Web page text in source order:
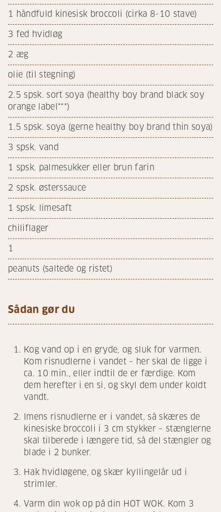
1 håndfuld kinesisk broccoli (cirka 8-10 stave)
3 fed hvidløg
2 æg
olie (til stegning)
2.5 spsk. sort soya (healthy boy brand black soy
orange label***)
1.5 spsk. soya (gerne healthy boy brand thin soya)
3 spsk. vand
1 spsk. palmesukker eller brun farin
2 spsk. østerssauce
1 spsk. limesaft
chiliflager
1
peanuts (saltede og ristet)
Sådan gør du
Kog vand op i en gryde, og sluk for varmen.
Kom risnudlerne i vandet – her skal de ligge i
ca. 10 min., eller indtil de er færdige. Kom
dem herefter i en si, og skyl dem under koldt
vandt.
Imens risnudlerne er i vandet, så skæres de
kinesiske broccoli i 3 cm stykker – stænglerne
skal tilberede i længere tid, så del stængler og
blade i 2 bunker.
Hak hvidløgene, og skær kyllingelår ud i
strimler.
Varm din wok op på din HOT WOK. Kom 3